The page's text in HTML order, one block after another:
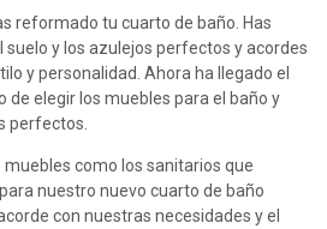
reformado tu cuarto de baño. Has
suelo y los azulejos perfectos y acordes
y personalidad. Ahora ha llegado el
de elegir los muebles para el baño y
perfectos.
muebles como los sanitarios que
nuestro nuevo cuarto de baño
con nuestras necesidades y el